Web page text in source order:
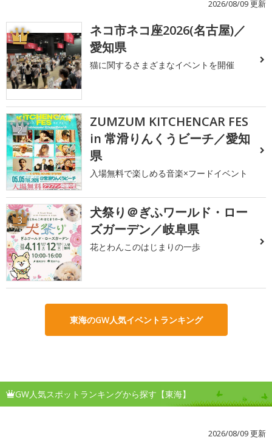
2026/08/09 更新
1
ネコ市ネコ座2026(名古屋)／
愛知県
猫に関するさまざまなイベントを開催
2
ZUMZUM KITCHENCAR FES
in 常滑りんくうビーチ／愛知
県
入場無料で楽しめる音楽×フードイベント
3
犬祭り＠ぎふワールド・ロー
ズガーデン／岐阜県
花とわんこのはじまりの一歩
東海のGW人気イベントランキング
GW人気スポットランキングから探す【東海】
2026/08/09 更新